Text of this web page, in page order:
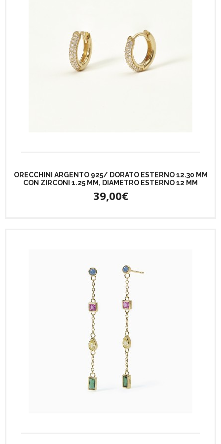
ORECCHINI ARGENTO 925/ DORATO ESTERNO 12.30 MM
CON ZIRCONI 1.25 MM, DIAMETRO ESTERNO 12 MM
39,00€